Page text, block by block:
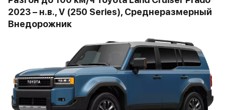
2023 – н.в., V (250 Series), Среднеразмерный
Внедорожник